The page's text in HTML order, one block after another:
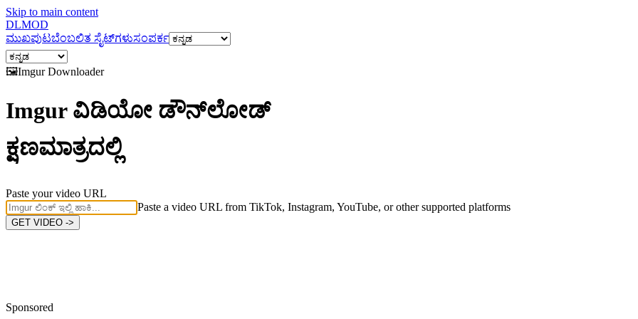
Skip to main content
DLMOD
ಮುಖಪುಟಬೆಂಬಲಿತ ಸೈಟ್‌ಗಳುಸಂಪರ್ಕ
🖼️ImgurDownloader
Imgur ವಿಡಿಯೋ ಡೌನ್‌ಲೋಡ್
ಕ್ಷಣಮಾತ್ರದಲ್ಲಿ
Paste your video URL
Paste a video URL from TikTok, Instagram, YouTube, or other supported platforms
GET VIDEO ->
Sponsored